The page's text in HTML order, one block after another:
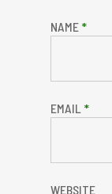
NAME *
EMAIL *
WEBSITE